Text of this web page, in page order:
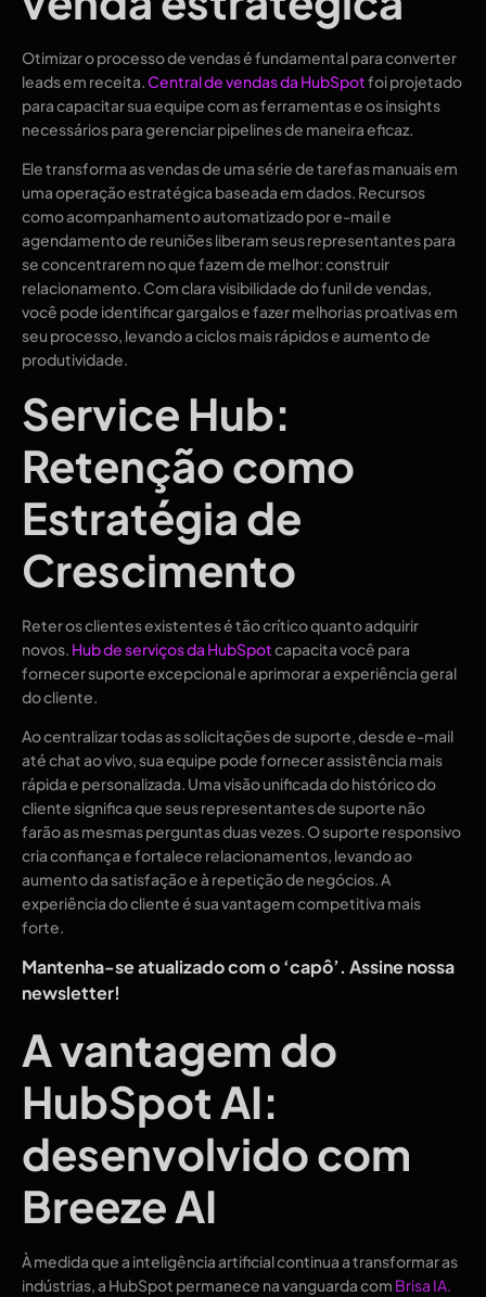
Otimizar o processo de vendas é fundamental para converter
leads em receita.Central de vendas da HubSpotfoi projetado
para capacitar sua equipe com as ferramentas e os insights
necessários para gerenciar pipelines de maneira eficaz.
Ele transforma as vendas de uma série de tarefas manuais em
uma operação estratégica baseada em dados. Recursos
como acompanhamento automatizado por e-mail e
agendamento de reuniões liberam seus representantes para
se concentrarem no que fazem de melhor: construir
relacionamento. Com clara visibilidade do funil de vendas,
você pode identificar gargalos e fazer melhorias proativas em
seu processo, levando a ciclos mais rápidos e aumento de
produtividade.
Service Hub:
Retenção como
Estratégia de
Crescimento
Reter os clientes existentes é tão crítico quanto adquirir
novos. Hub de serviços da HubSpotcapacita você para
fornecer suporte excepcional e aprimorar a experiência geral
do cliente.
Ao centralizar todas as solicitações de suporte, desde e-mail
até chat ao vivo, sua equipe pode fornecer assistência mais
rápida e personalizada. Uma visão unificada do histórico do
cliente significa que seus representantes de suporte não
farão as mesmas perguntas duas vezes. O suporte responsivo
cria confiança e fortalece relacionamentos, levando ao
aumento da satisfação e à repetição de negócios. A
experiência do cliente é sua vantagem competitiva mais
forte.
Mantenha-se atualizado com o ‘capô’. Assine nossa
newsletter!
A vantagem do
HubSpot AI:
desenvolvido com
Breeze AI
À medida que a inteligência artificial continua a transformar as
indústrias, a HubSpot permanece na vanguarda com Brisa IA.